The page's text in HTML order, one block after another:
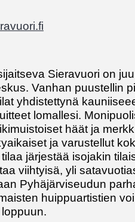
Sieravuori on
Vanhan puustellin
yhdistettynä
lomallesi.
häät ja
ja varustellut
järjestää isojakin
viihtyisä, yli
Pyhäjärviseudun
huippuartistien